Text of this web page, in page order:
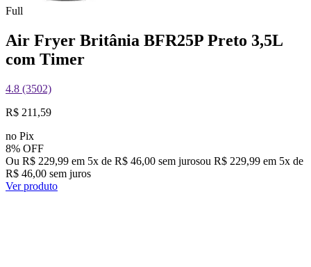
Full
Air Fryer Britânia BFR25P Preto 3,5L
com Timer
4.8 (3502)
R$ 211,59
no Pix
8% OFF
Ou R$ 229,99 em 5x de R$ 46,00 sem jurosou R$ 229,99 em 5x de
R$ 46,00 sem juros
Ver produto